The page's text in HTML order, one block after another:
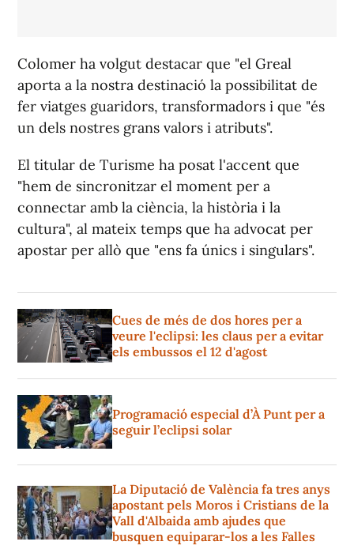
Colomer ha volgut destacar que "el Greal
aporta a la nostra destinació la possibilitat de
fer viatges guaridors, transformadors i que "és
un dels nostres grans valors i atributs".
El titular de Turisme ha posat l'accent que
"hem de sincronitzar el moment per a
connectar amb la ciència, la història i la
cultura", al mateix temps que ha advocat per
apostar per allò que "ens fa únics i singulars".
Cues de més de dos hores per a
veure l'eclipsi: les claus per a evitar
els embussos el 12 d'agost
Programació especial d’À Punt per a
seguir l’eclipsi solar
La Diputació de València fa tres anys
apostant pels Moros i Cristians de la
Vall d'Albaida amb ajudes que
busquen equiparar-los a les Falles